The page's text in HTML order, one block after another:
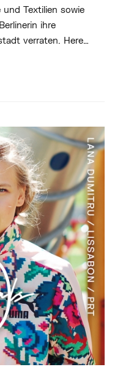
Textilien sowie
ihre
verraten. Here…